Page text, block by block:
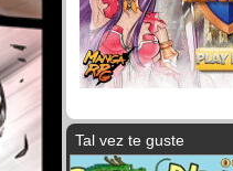
Tal vez te guste